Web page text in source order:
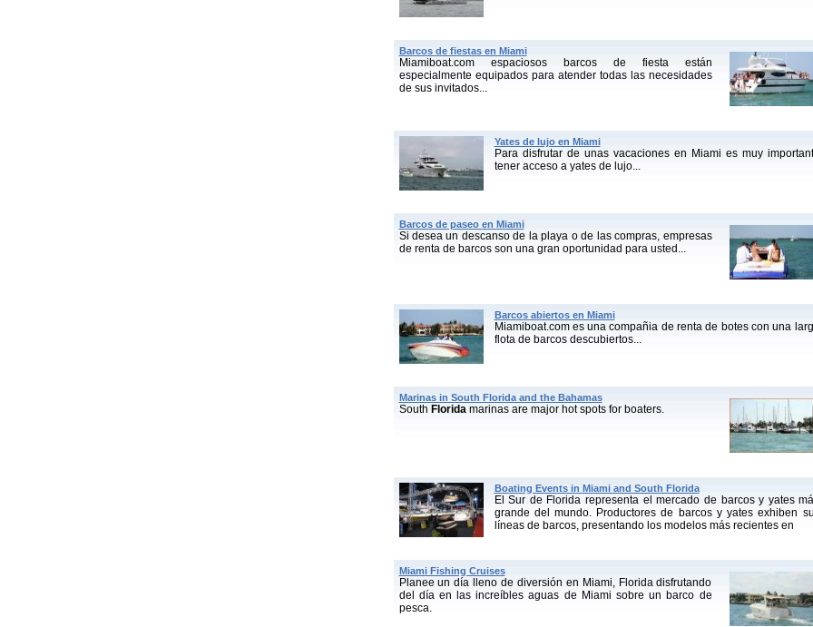
Barcos de fiestas en Miami
Miamiboat.com espaciosos barcos de fiesta están
especialmente equipados para atender todas las necesidades
de sus invitados...
Yates de lujo en Miami
Para disfrutar de unas vacaciones en Miami es muy
tener acceso a yates de lujo...
Barcos de paseo en Miami
Si desea un descanso de la playa o de las compras, empresas
de renta de barcos son una gran oportunidad para usted...
Barcos abiertos en Miami
Miamiboat.com es una compañia de renta de botes con una
flota de barcos descubiertos...
Marinas in South Florida and the Bahamas
South Florida marinas are major hot spots for boaters.
Boating Events in Miami and South Florida
El Sur de Florida representa el mercado de barcos y yates
grande del mundo. Productores de barcos y yates exhiben
líneas de barcos, presentando los modelos más recientes en
Miami Fishing Cruises
Planee un día lleno de diversión en Miami, Florida disfrutando
del día en las increíbles aguas de Miami sobre un barco de
pesca.